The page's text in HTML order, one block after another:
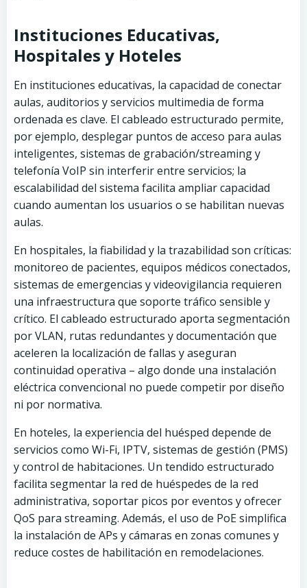
Instituciones Educativas,
Hospitales y Hoteles
En instituciones educativas, la capacidad de conectar
aulas, auditorios y servicios multimedia de forma
ordenada es clave. El cableado estructurado permite,
por ejemplo, desplegar puntos de acceso para aulas
inteligentes, sistemas de grabación/streaming y
telefonía VoIP sin interferir entre servicios; la
escalabilidad del sistema facilita ampliar capacidad
cuando aumentan los usuarios o se habilitan nuevas
aulas.
En hospitales, la fiabilidad y la trazabilidad son críticas:
monitoreo de pacientes, equipos médicos conectados,
sistemas de emergencias y videovigilancia requieren
una infraestructura que soporte tráfico sensible y
crítico. El cableado estructurado aporta segmentación
por VLAN, rutas redundantes y documentación que
aceleren la localización de fallas y aseguran
continuidad operativa – algo donde una instalación
eléctrica convencional no puede competir por diseño
ni por normativa.
En hoteles, la experiencia del huésped depende de
servicios como Wi-Fi, IPTV, sistemas de gestión (PMS)
y control de habitaciones. Un tendido estructurado
facilita segmentar la red de huéspedes de la red
administrativa, soportar picos por eventos y ofrecer
QoS para streaming. Además, el uso de PoE simplifica
la instalación de APs y cámaras en zonas comunes y
reduce costes de habilitación en remodelaciones.